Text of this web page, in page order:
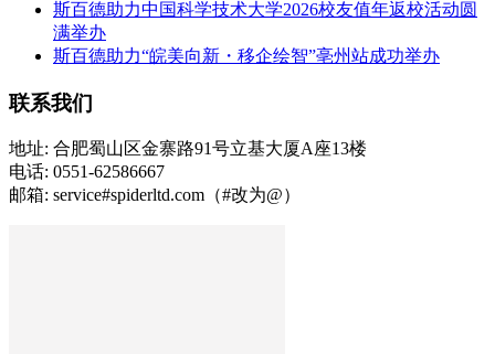
斯百德助力中国科学技术大学2026校友值年返校活动圆
满举办
斯百德助力“皖美向新・移企绘智”亳州站成功举办
联系我们
地址: 合肥蜀山区金寨路91号立基大厦A座13楼
电话: 0551-62586667
邮箱: service#spiderltd.com（#改为@）